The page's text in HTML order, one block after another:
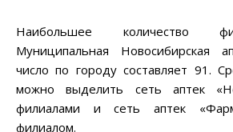
Наибольшее количество
Муниципальная Новосибирская
число по городу составляет 91.
можно выделить сеть аптек
филиалами и сеть аптек
филиалом.